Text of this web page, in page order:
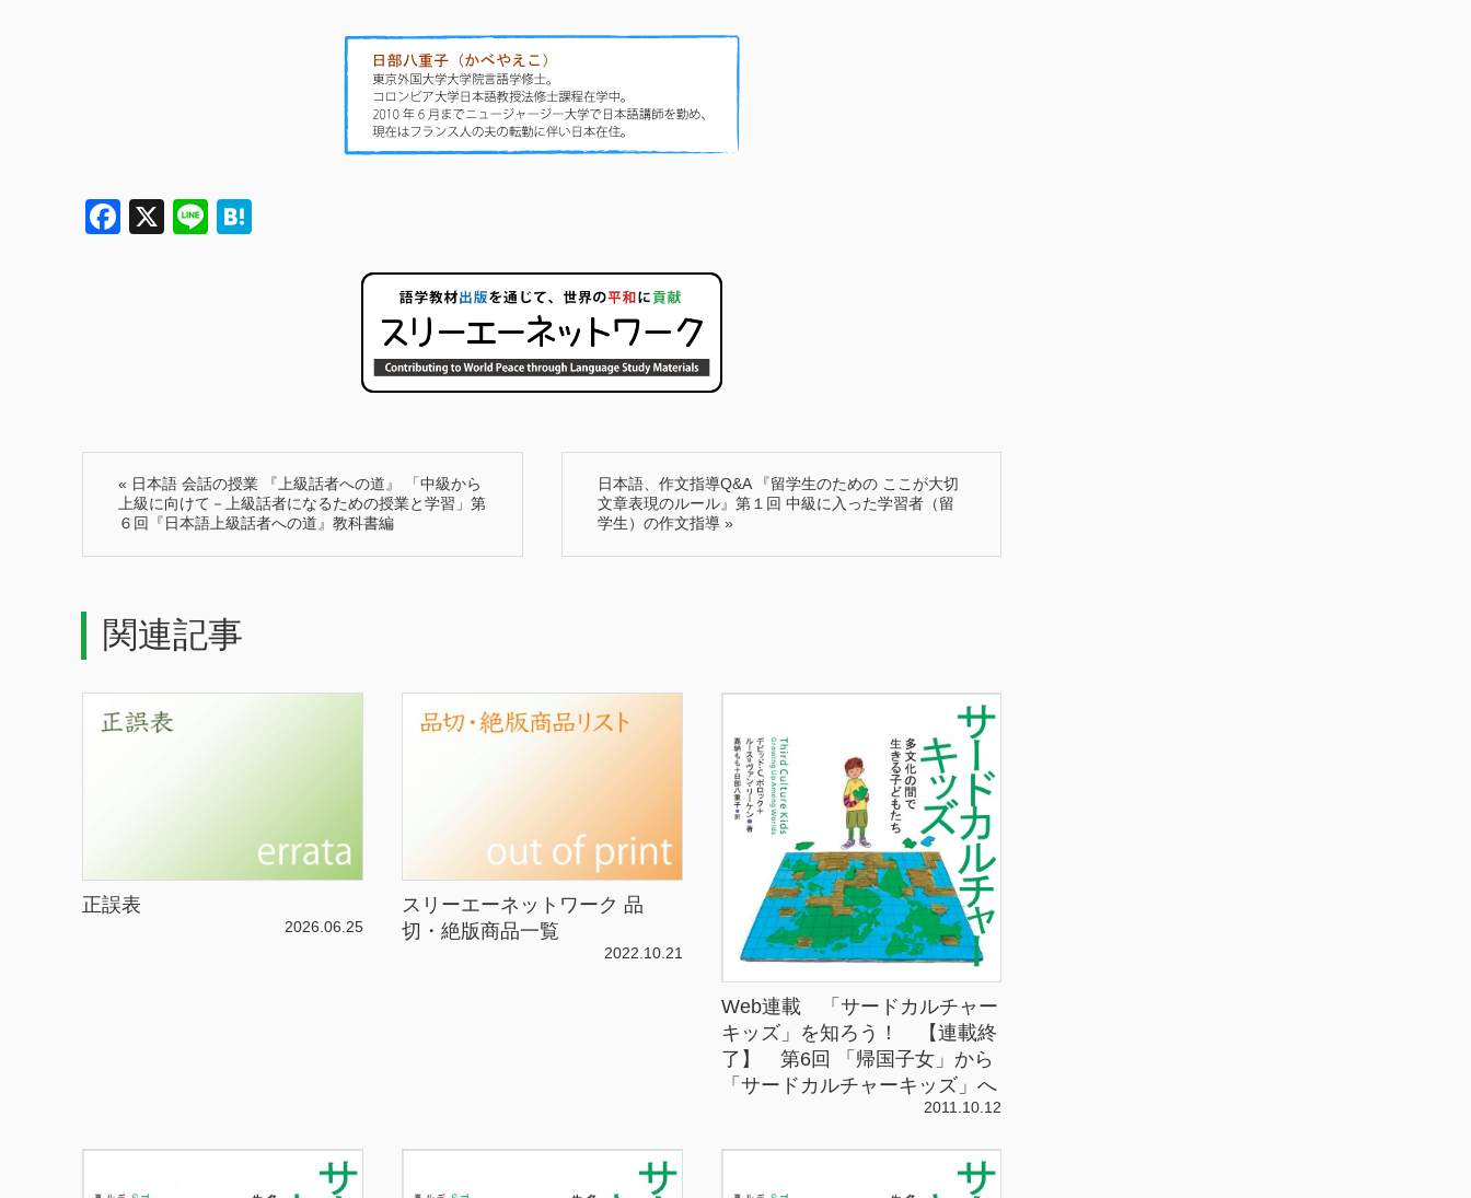
Facebook
X Line
« 日本語 会話の授業 『上級話者への道』 「中級から
上級に向けて－上級話者になるための授業と学習」第
６回『日本語上級話者への道』教科書編
日本語、作文指導Q&A 『留学生のための ここが大切
文章表現のルール』第１回 中級に入った学習者（留
学生）の作文指導 »
関連記事
正誤表
2026.06.25
スリーエーネットワーク 品
切・絶版商品一覧
2022.10.21
Web連載 「サードカルチャー
キッズ」を知ろう！ 【連載終
了】 第6回 「帰国子女」から
「サードカルチャーキッズ」へ
2011.10.12